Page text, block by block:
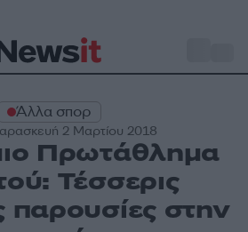
Άλλα σπορ
2 Μαρτίου 2018
Πρωτάθλημα
Τέσσερις
παρουσίες στην